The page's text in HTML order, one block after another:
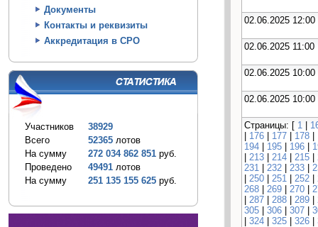
Документы
Контакты и реквизиты
Аккредитация в СРО
Участников
38929
Всего
52365 лотов
На сумму
272 034 862 851 руб.
Проведено
49491 лотов
На сумму
251 135 155 625 руб.
02.06.2025 12:00
02.06.2025 11:00
02.06.2025 10:00
02.06.2025 10:00
Страницы: [ 1 |
| 176 | 177 | 178 |
194 | 195 | 196 |
| 213 | 214 | 215 |
231 | 232 | 233 |
| 250 | 251 | 252 |
268 | 269 | 270 |
| 287 | 288 | 289 |
305 | 306 | 307 |
| 324 | 325 | 326 |